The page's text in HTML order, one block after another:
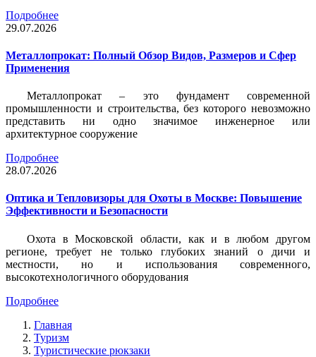
Подробнее
29.07.2026
Металлопрокат: Полный Обзор Видов, Размеров и Сфер
Применения
Металлопрокат – это фундамент современной
промышленности и строительства, без которого невозможно
представить ни одно значимое инженерное или
архитектурное сооружение
Подробнее
28.07.2026
Оптика и Тепловизоры для Охоты в Москве: Повышение
Эффективности и Безопасности
Охота в Московской области, как и в любом другом
регионе, требует не только глубоких знаний о дичи и
местности, но и использования современного,
высокотехнологичного оборудования
Подробнее
Главная
Туризм
Туристические рюкзаки